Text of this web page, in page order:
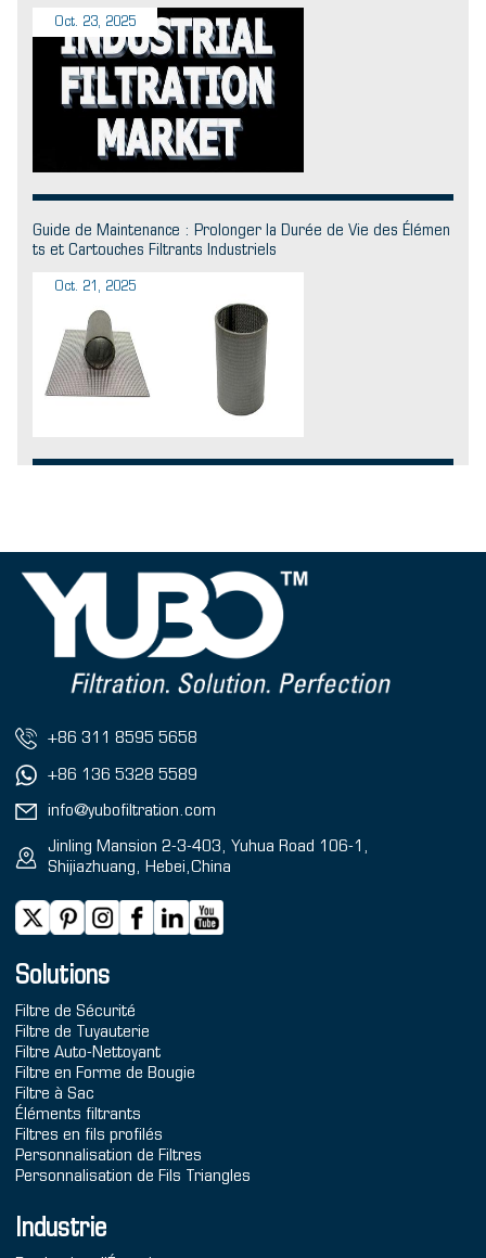
Oct. 23, 2025
Guide de Maintenance : Prolonger la Durée de Vie des Élémen
ts et Cartouches Filtrants Industriels
Oct. 21, 2025
+86 311 8595 5658
+86 136 5328 5589
info@yubofiltration.com
Jinling Mansion 2-3-403, Yuhua Road 106-1,
Shijiazhuang, Hebei,China
Solutions
Filtre de Sécurité
Filtre de Tuyauterie
Filtre Auto-Nettoyant
Filtre en Forme de Bougie
Filtre à Sac
Éléments filtrants
Filtres en fils profilés
Personnalisation de Filtres
Personnalisation de Fils Triangles
Industrie